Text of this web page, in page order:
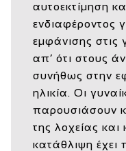
αυτοεκτίμηση
ενδιαφέροντος
εμφάνισης στις
απ’ ότι στους
συνήθως στην
ηλικία. Οι
παρουσιάσουν
της λοχείας
κατάθλιψη έχει